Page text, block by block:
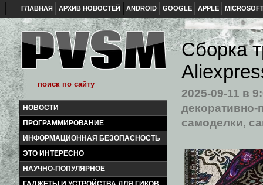
ГЛАВНАЯ АРХИВ НОВОСТЕЙ ANDROID GOOGLE APPLE
НОВОСТИ
ПРОГРАММИРОВАНИЕ
ИНФОРМАЦИОННАЯ БЕЗОПАСНОСТЬ
ЭТО ИНТЕРЕСНО
НАУЧНО-ПОПУЛЯРНОЕ
Сборка
2025-09-11 в
декоративно-
самоделки,